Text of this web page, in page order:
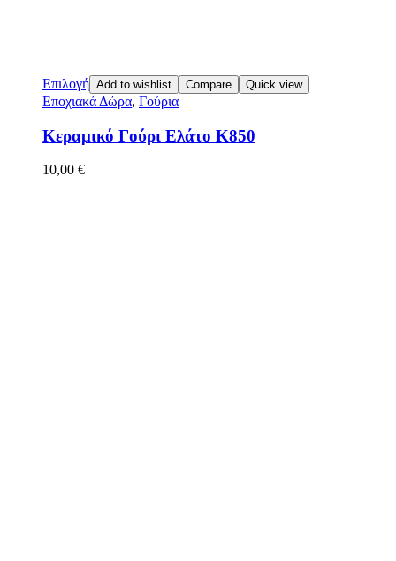
Επιλογή Add to wishlist Compare Quick view
Εποχιακά Δώρα, Γούρια
Κεραμικό Γούρι Ελάτο Κ850
10,00 €